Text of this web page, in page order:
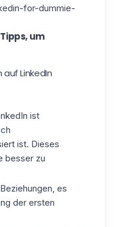
for-dummie-
um
LinkedIn
ist
ist. Dieses
besser zu
, es
der ersten